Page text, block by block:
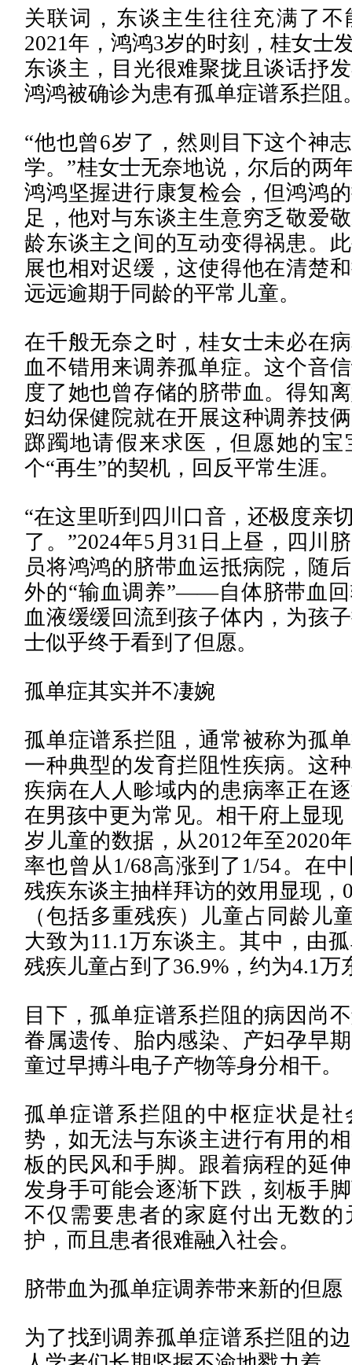
关联词，东谈主生往往充满了
2021年，鸿鸿3岁的时刻，桂女士
东谈主，目光很难聚拢且谈话抒
鸿鸿被确诊为患有孤单症谱系拦阻
“他也曾6岁了，然则目下这个神
学。”桂女士无奈地说，尔后的两
鸿鸿坚握进行康复检会，但鸿鸿
足，他对与东谈主生意穷乏敬爱
龄东谈主之间的互动变得祸患。
展也相对迟缓，这使得他在清楚
远远逾期于同龄的平常儿童。
在千般无奈之时，桂女士未必在
血不错用来调养孤单症。这个音
度了她也曾存储的脐带血。得知
妇幼保健院就在开展这种调养技
踯躅地请假来求医，但愿她的
个“再生”的契机，回反平常生涯。
“在这里听到四川口音，还极度亲
了。”2024年5月31日上昼，四川
员将鸿鸿的脐带血运抵病院，随
外的“输血调养”——自体脐带血
血液缓缓回流到孩子体内，为孩
士似乎终于看到了但愿。
孤单症其实并不凄婉
孤单症谱系拦阻，通常被称为孤
一种典型的发育拦阻性疾病。这
疾病在人人畛域内的患病率正在
在男孩中更为常见。相干府上显现
岁儿童的数据，从2012年至2020
率也曾从1/68高涨到了1/54。在
残疾东谈主抽样拜访的效用显现，
（包括多重残疾）儿童占同龄儿
大致为11.1万东谈主。其中，由
残疾儿童占到了36.9%，约为4.1万
目下，孤单症谱系拦阻的病因尚
眷属遗传、胎内感染、产妇孕早
童过早搏斗电子产物等身分相干。
孤单症谱系拦阻的中枢症状是社
势，如无法与东谈主进行有用的
板的民风和手脚。跟着病程的延
发身手可能会逐渐下跌，刻板手
不仅需要患者的家庭付出无数的
护，而且患者很难融入社会。
脐带血为孤单症调养带来新的但愿
为了找到调养孤单症谱系拦阻的